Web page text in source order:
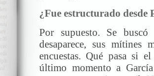
¿Fue estructurado desde
Por supuesto. Se
desaparece, sus mítines
encuestas. Qué pasa si
último momento a